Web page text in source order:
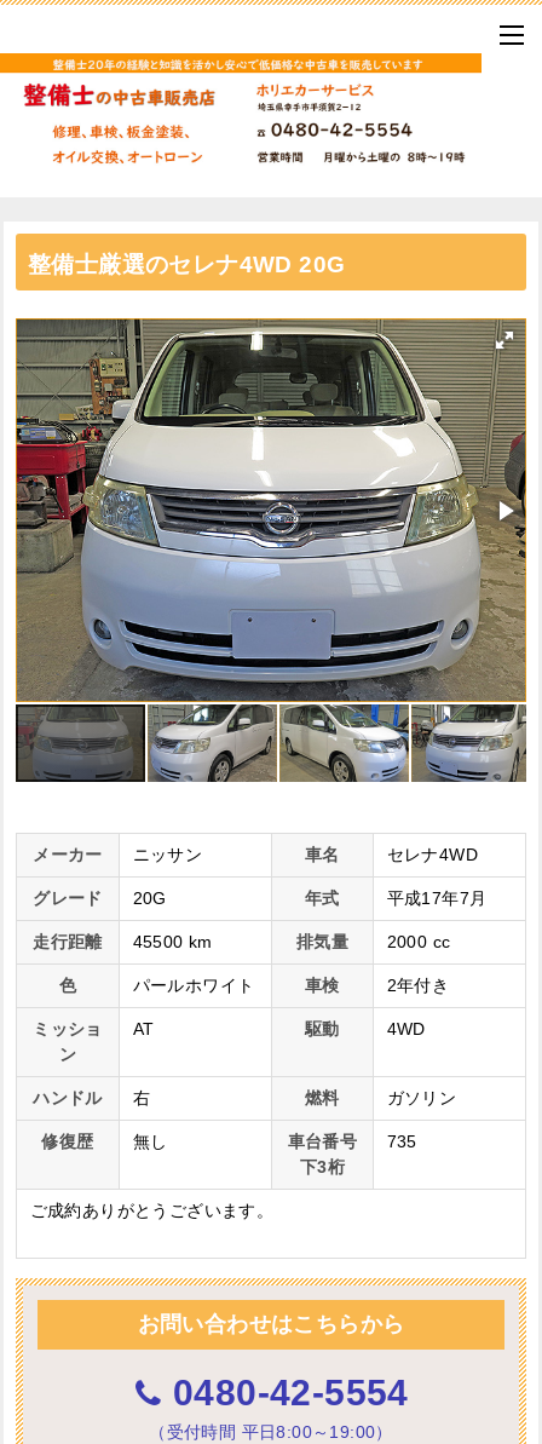
整備士厳選のセレナ4WD 20G
メーカー ニッサン 車名 セレナ4WD
グレード 20G 年式 平成17年7月
走行距離 45500 km 排気量 2000 cc
色 パールホワイト 車検 2年付き
ミッショ
ン
AT 駆動 4WD
ハンドル 右 燃料 ガソリン
修復歴 無し
車台番号
下3桁
735
ご成約ありがとうございます。
お問い合わせはこちらから
0480-42-5554
（受付時間 平日8:00～19:00）